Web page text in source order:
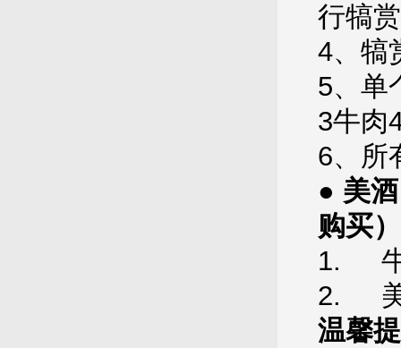
行犒
4、犒
5、单
3牛肉
6、所
● 美
购买）
1. 牛
2. 美
温馨